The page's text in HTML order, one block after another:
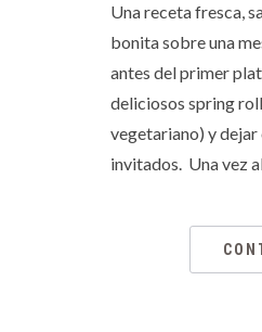
Una receta fresca,
bonita sobre una
antes del primer
deliciosos spring
vegetariano) y dejar
invitados. Una vez